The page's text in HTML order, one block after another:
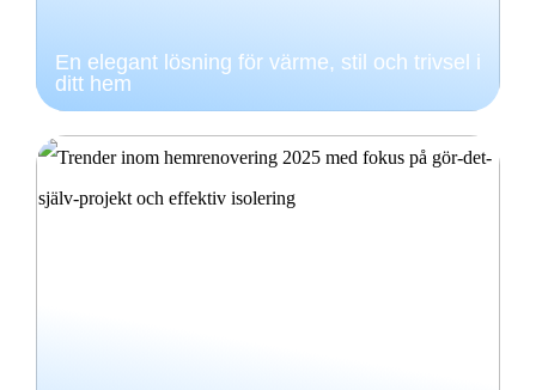
En elegant lösning för värme, stil och trivsel i
ditt hem